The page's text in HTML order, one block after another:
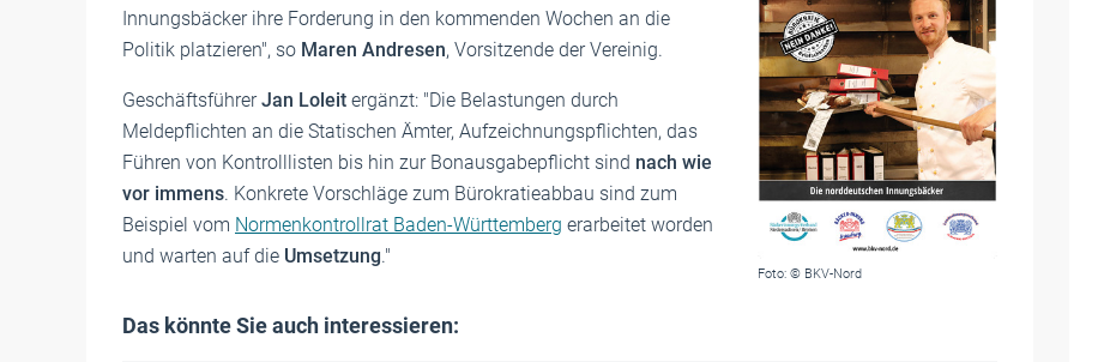
Foto: © BKV-Nord
Innungsbäcker ihre Forderung in den kommenden Wochen an die
Politik platzieren", so Maren Andresen, Vorsitzende der Vereinig.
GeschäftsführerJan Loleit ergänzt: "Die Belastungen durch
Meldepflichten an die Statischen Ämter, Aufzeichnungspflichten, das
Führen von Kontrolllisten bis hin zur Bonausgabepflicht sind nach wie
vor immens. Konkrete Vorschläge zum Bürokratieabbau sind zum
Beispiel vom Normenkontrollrat Baden-Württemberg erarbeitet worden
und warten auf die Umsetzung."
Das könnte Sie auch interessieren: